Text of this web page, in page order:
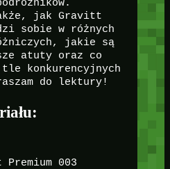
jak Gravitt
sobie w różnych
jakie są
atuty oraz co
konkurencyjnych
do lektury!
003